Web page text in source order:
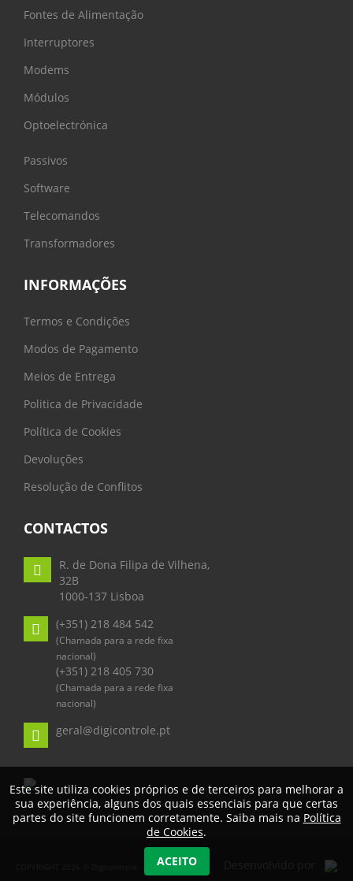
Fontes de Alimentação
Interruptores
Modems
Módulos
Optoelectrónica
Passivos
Software
Telecomandos
Transformadores
INFORMAÇÕES
Termos e Condições
Modos de Pagamento
Meios de Entrega
Politica de Privacidade
Política de Cookies
Devoluções
Resolução de Conflitos
CONTACTOS
R. de Dona Filipa de Vilhena,
32B
1000-137 Lisboa
(+351) 218 484 542
(Chamada para a rede fixa
nacional)
(+351) 218 405 730
(Chamada para a rede fixa
nacional)
geral@digicontrole.pt
Este site utiliza cookies próprios e de terceiros para melhorar a
sua experiência, alguns dos quais essenciais para que certas
partes do site funcionem corretamente. Saiba mais na Política
de Cookies.
ACEITO